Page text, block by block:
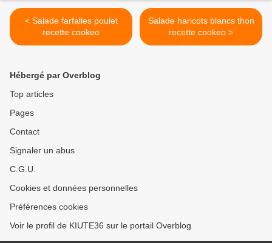
< Salade farfalles poulet
recette cookeo
Salade haricots blancs thon
recette cookeo >
Hébergé par Overblog
Top articles
Pages
Contact
Signaler un abus
C.G.U.
Cookies et données personnelles
Préférences cookies
Voir le profil de KIUTE36 sur le portail Overblog